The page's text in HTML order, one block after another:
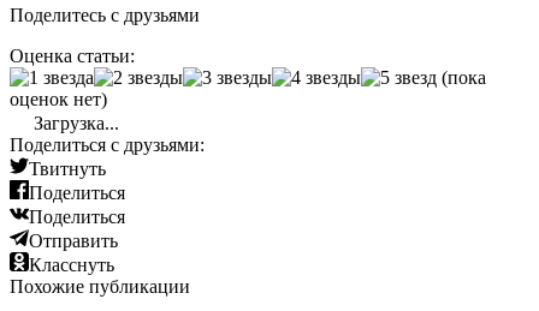
Поделитесь с друзьями
Оценка статьи:
(пока
оценок нет)
Загрузка...
Поделиться с друзьями:
Твитнуть
Поделиться
Поделиться
Отправить
Класснуть
Похожие публикации